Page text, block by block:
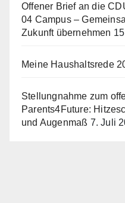
Offener Brief an die
04 Campus –
Zukunft übernehmen
Meine Haushaltsrede
Stellungnahme zum
Parents4Future:
und Augenmaß 7. Juli